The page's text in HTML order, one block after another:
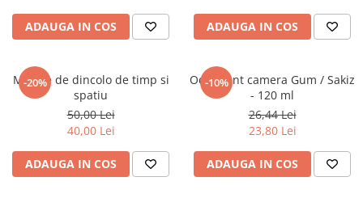
Senzatii/Thriller
Teatru
Teens Book Club
Birotica & Papetarie
Adezivi si benzi adezive
ADAUGA IN COS ADAUGA IN COS
-20%
Mesaje de dincolo de timp si
spatiu
50,00 Lei
40,00 Lei
ADAUGA IN COS
-10%
Odorizant camera Gum / Sakiz
- 120 ml
26,44 Lei
23,80 Lei
ADAUGA IN COS